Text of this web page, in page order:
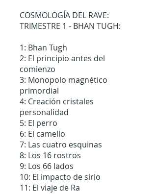
COSMOLOGÍA DEL RAVE:
TRIMESTRE 1 - BHAN TUGH:
1: Bhan Tugh
2: El principio antes del
comienzo
3: Monopolo magnético
primordial
4: Creación cristales
personalidad
5: El perro
6: El camello
7: Las cuatro esquinas
8: Los 16 rostros
9: Los 66 lados
10: El impacto de sirio
11: El viaje de Ra